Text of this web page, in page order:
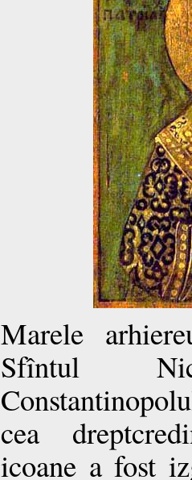
Marele
Sfîntul
cea
icoane a fost